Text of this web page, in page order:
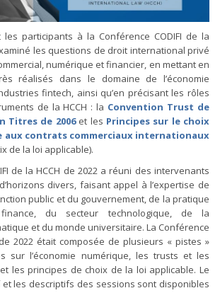
participants à la Conférence CODIFI de la
les questions de droit international privé
numérique et financier, en mettant en
réalisés dans le domaine de l’économie
fintech, ainsi qu’en précisant les rôles
de la HCCH : la Convention Trust de
Titres de 2006et les Principes sur le choix
aux contrats commerciaux internationaux
de la loi applicable).
de la HCCH de 2022 a réuni des intervenants
divers, faisant appel à l’expertise de
public et du gouvernement, de la pratique
du secteur technologique, de la
et du monde universitaire. La Conférence
de 2022 était composée de plusieurs « pistes »
sur l’économie numérique, les trusts et les
les principes de choix de la loi applicable. Le
les descriptifs des sessions sont disponibles